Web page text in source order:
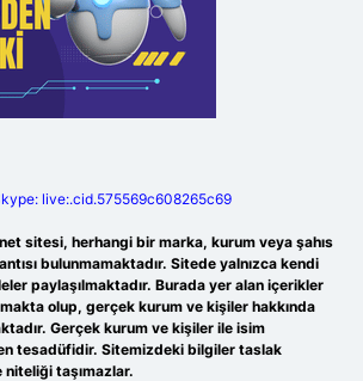
live:.cid.575569c608265c69
sitesi, herhangi bir marka, kurum veya şahıs
bulunmamaktadır. Sitede yalnızca kendi
paylaşılmaktadır. Burada yer alan içerikler
olup, gerçek kurum ve kişiler hakkında
Gerçek kurum ve kişiler ile isim
tesadüfidir. Sitemizdeki bilgiler taslak
taşımazlar.